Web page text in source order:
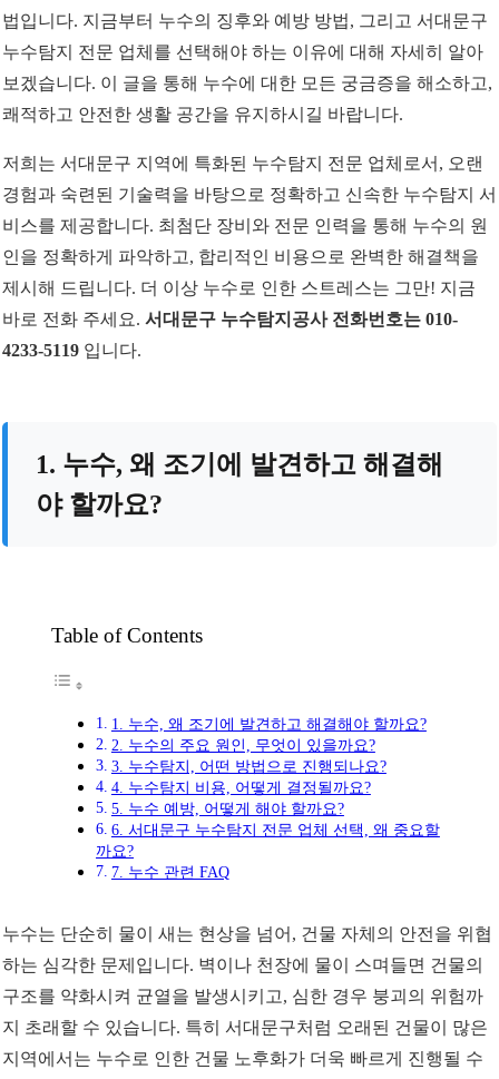
법입니다. 지금부터 누수의 징후와 예방 방법, 그리고 서대문구
누수탐지 전문 업체를 선택해야 하는 이유에 대해 자세히 알아
보겠습니다. 이 글을 통해 누수에 대한 모든 궁금증을 해소하고,
쾌적하고 안전한 생활 공간을 유지하시길 바랍니다.
저희는 서대문구 지역에 특화된 누수탐지 전문 업체로서, 오랜
경험과 숙련된 기술력을 바탕으로 정확하고 신속한 누수탐지 서
비스를 제공합니다. 최첨단 장비와 전문 인력을 통해 누수의 원
인을 정확하게 파악하고, 합리적인 비용으로 완벽한 해결책을
제시해 드립니다. 더 이상 누수로 인한 스트레스는 그만! 지금
바로 전화 주세요. 서대문구 누수탐지공사 전화번호는 010-
4233-5119입니다.
1. 누수, 왜 조기에 발견하고 해결해
야 할까요?
Table of Contents
1. 누수, 왜 조기에 발견하고 해결해야 할까요?
2. 누수의 주요 원인, 무엇이 있을까요?
3. 누수탐지, 어떤 방법으로 진행되나요?
4. 누수탐지 비용, 어떻게 결정될까요?
5. 누수 예방, 어떻게 해야 할까요?
6. 서대문구 누수탐지 전문 업체 선택, 왜 중요할
까요?
7. 누수 관련 FAQ
누수는 단순히 물이 새는 현상을 넘어, 건물 자체의 안전을 위협
하는 심각한 문제입니다. 벽이나 천장에 물이 스며들면 건물의
구조를 약화시켜 균열을 발생시키고, 심한 경우 붕괴의 위험까
지 초래할 수 있습니다. 특히 서대문구처럼 오래된 건물이 많은
지역에서는 누수로 인한 건물 노후화가 더욱 빠르게 진행될 수